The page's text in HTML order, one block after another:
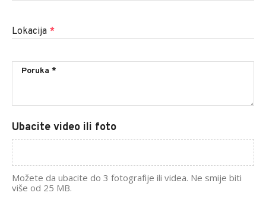
Lokacija *
Ubacite video ili foto
Možete da ubacite do 3 fotografije ili videa. Ne smije biti
više od 25 MB.